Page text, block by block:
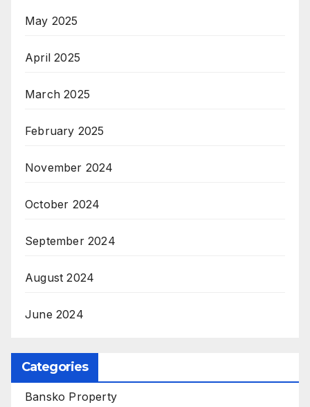
May 2025
April 2025
March 2025
February 2025
November 2024
October 2024
September 2024
August 2024
June 2024
Categories
Bansko Property